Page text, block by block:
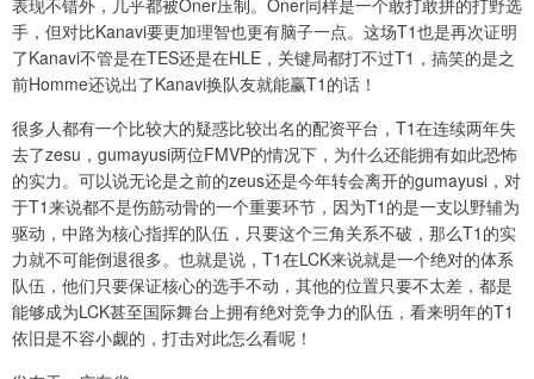
表现不错外，几乎都被Oner压制。Oner同样是一个敢打敢拼的打野选
手，但对比Kanavi要更加理智也更有脑子一点。这场T1也是再次证明
了Kanavi不管是在TES还是在HLE，关键局都打不过T1，搞笑的是之
前Homme还说出了Kanavi换队友就能赢T1的话！
很多人都有一个比较大的疑惑比较出名的配资平台，T1在连续两年失
去了zesu，gumayusi两位FMVP的情况下，为什么还能拥有如此恐怖
的实力。可以说无论是之前的zeus还是今年转会离开的gumayusi，对
于T1来说都不是伤筋动骨的一个重要环节，因为T1的是一支以野辅为
驱动，中路为核心指挥的队伍，只要这个三角关系不破，那么T1的实
力就不可能倒退很多。也就是说，T1在LCK来说就是一个绝对的体系
队伍，他们只要保证核心的选手不动，其他的位置只要不太差，都是
能够成为LCK甚至国际舞台上拥有绝对竞争力的队伍，看来明年的T1
依旧是不容小觑的，打击对此怎么看呢！